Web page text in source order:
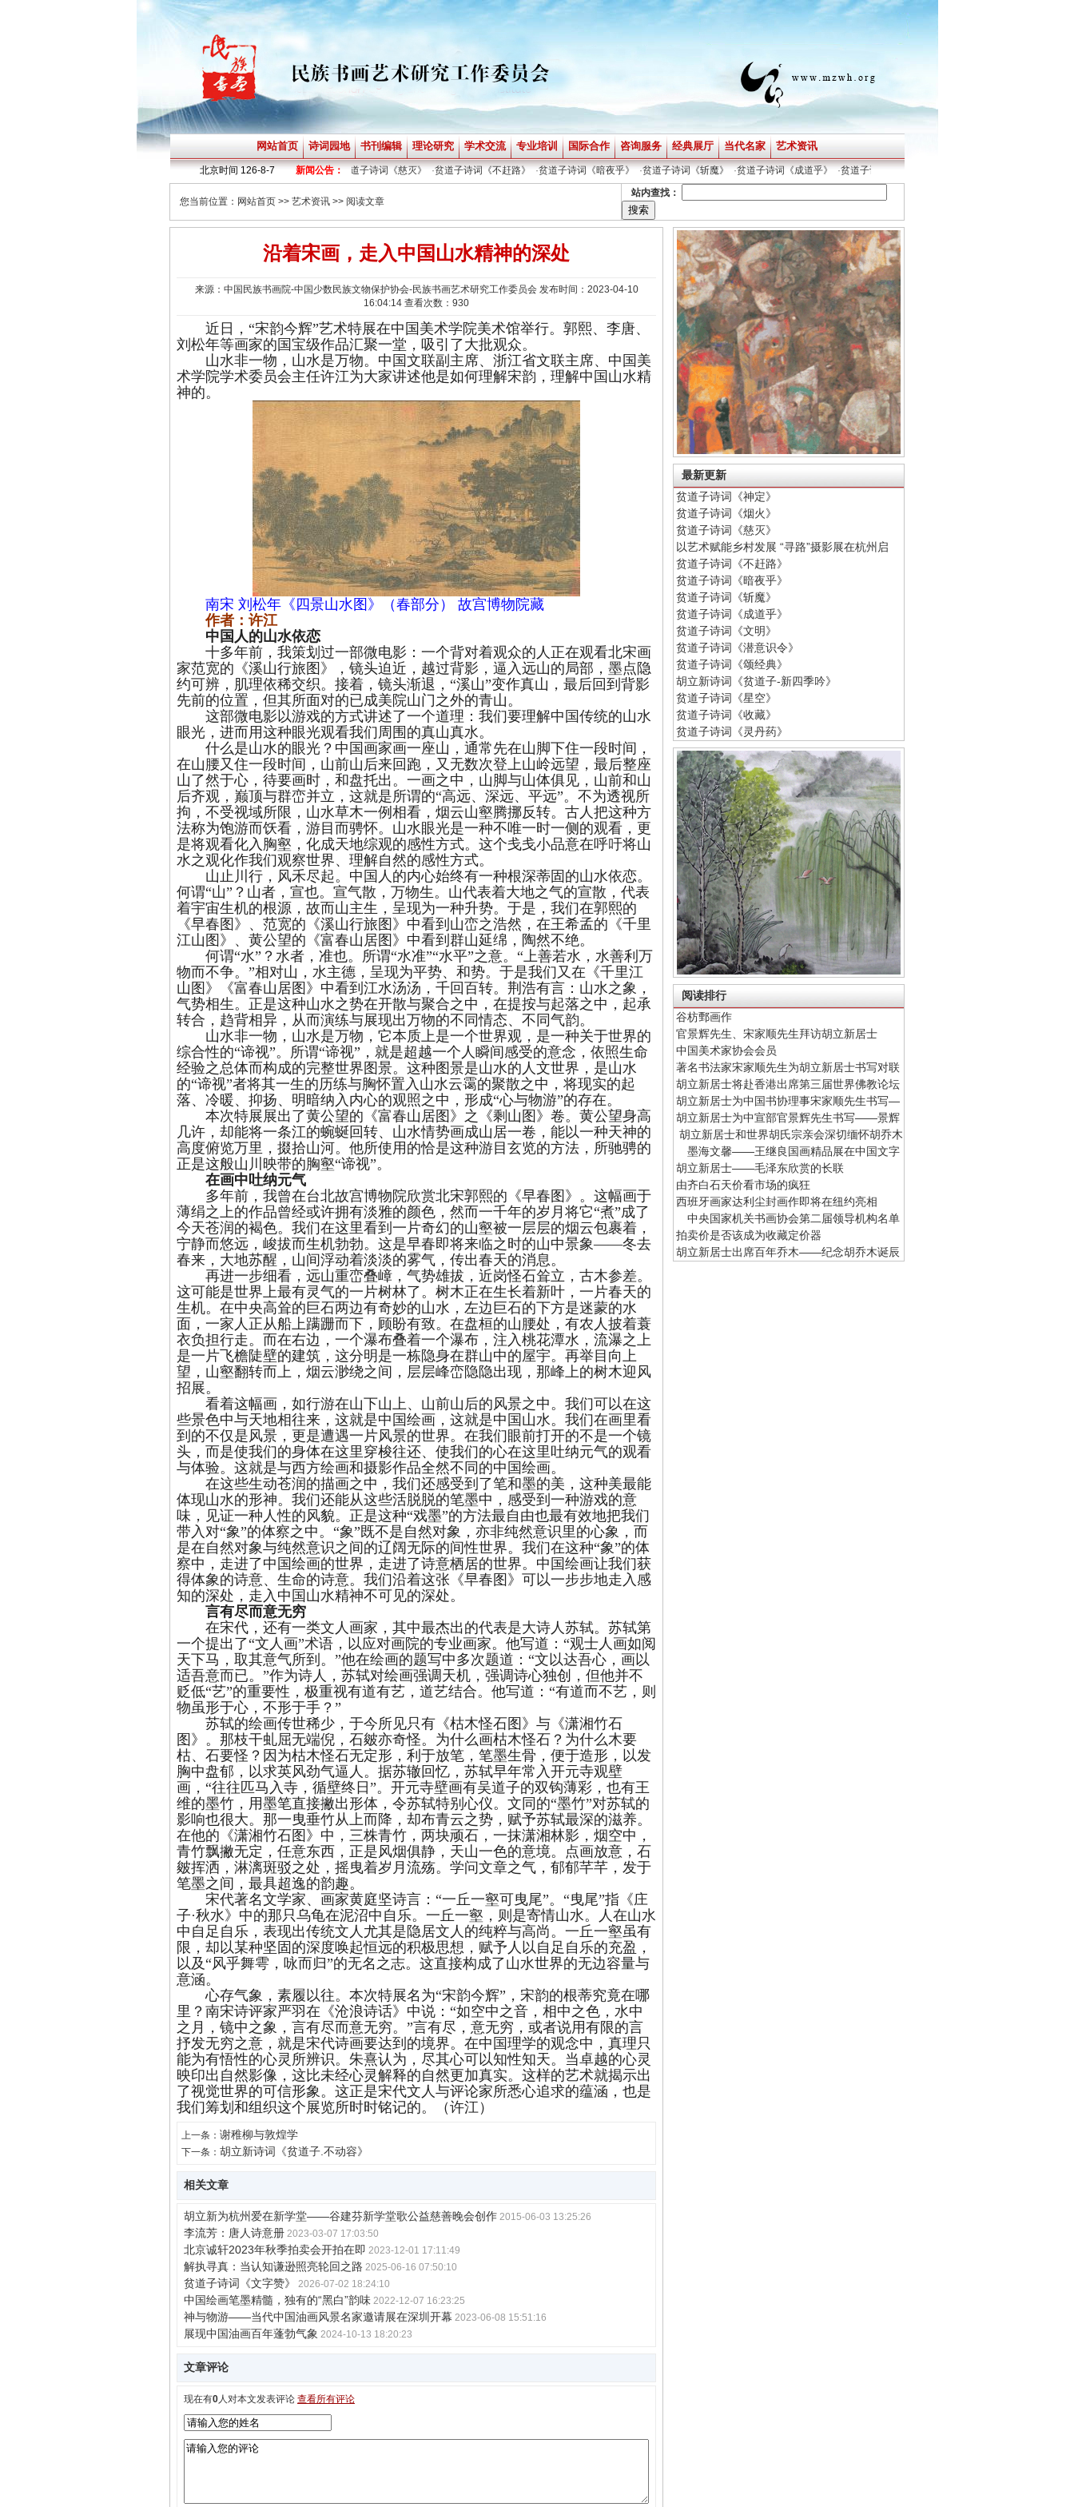
网站首页 诗词园地 书刊编辑 理论研究 学术交流 专业培训 国际合作 咨询服务 经典展厅 当代名家 艺术资讯
北京时间 126-8-7 新闻公告：
贫道子诗词《神定》·贫道子诗词《烟火》·贫道子诗词《慈灭》·贫道子诗词《不赶路》·贫道子诗词《暗夜乎》·贫道子诗词《斩魔》·贫道子诗词《成道乎》·贫道子诗词《文明》
您当前位置： 网站首页 >> 艺术资讯 >> 阅读文章
站内查找：
沿着宋画，走入中国山水精神的深处
来源：中国民族书画院-中国少数民族文物保护协会-民族书画艺术研究工作委员会 发布时间：2023-04-10
16:04:14 查看次数：930
近日，“宋韵今辉”艺术特展在中国美术学院美术馆举行。郭熙、李唐、
刘松年等画家的国宝级作品汇聚一堂，吸引了大批观众。
山水非一物，山水是万物。中国文联副主席、浙江省文联主席、中国美
术学院学术委员会主任许江为大家讲述他是如何理解宋韵，理解中国山水精
神的。
南宋 刘松年《四景山水图》（春部分） 故宫博物院藏
作者：许江
中国人的山水依恋
十多年前，我策划过一部微电影：一个背对着观众的人正在观看北宋画
家范宽的《溪山行旅图》，镜头迫近，越过背影，逼入远山的局部，墨点隐
约可辨，肌理依稀交织。接着，镜头渐退，“溪山”变作真山，最后回到背影
先前的位置，但其所面对的已成美院山门之外的青山。
这部微电影以游戏的方式讲述了一个道理：我们要理解中国传统的山水
眼光，进而用这种眼光观看我们周围的真山真水。
什么是山水的眼光？中国画家画一座山，通常先在山脚下住一段时间，
在山腰又住一段时间，山前山后来回跑，又无数次登上山岭远望，最后整座
山了然于心，待要画时，和盘托出。一画之中，山脚与山体俱见，山前和山
后齐观，巅顶与群峦并立，这就是所谓的“高远、深远、平远”。不为透视所
拘，不受视域所限，山水草木一例相看，烟云山壑腾挪反转。古人把这种方
法称为饱游而饫看，游目而骋怀。山水眼光是一种不唯一时一侧的观看，更
是将观看化入胸壑，化成天地综观的感性方式。这个戋戋小品意在呼吁将山
水之观化作我们观察世界、理解自然的感性方式。
山止川行，风禾尽起。中国人的内心始终有一种根深蒂固的山水依恋。
何谓“山”？山者，宣也。宣气散，万物生。山代表着大地之气的宣散，代表
着宇宙生机的根源，故而山主生，呈现为一种升势。于是，我们在郭熙的
《早春图》、范宽的《溪山行旅图》中看到山峦之浩然，在王希孟的《千里
江山图》、黄公望的《富春山居图》中看到群山延绵，陶然不绝。
何谓“水”？水者，准也。所谓“水准”“水平”之意。“上善若水，水善利万
物而不争。”相对山，水主德，呈现为平势、和势。于是我们又在《千里江
山图》《富春山居图》中看到江水汤汤，千回百转。荆浩有言：山水之象，
气势相生。正是这种山水之势在开散与聚合之中，在提按与起落之中，起承
转合，趋背相异，从而演练与展现出万物的不同情态、不同气韵。
山水非一物，山水是万物，它本质上是一个世界观，是一种关于世界的
综合性的“谛视”。所谓“谛视”，就是超越一个人瞬间感受的意念，依照生命
经验之总体而构成的完整世界图景。这种图景是山水的人文世界，是山水
的“谛视”者将其一生的历练与胸怀置入山水云霭的聚散之中，将现实的起
落、冷暖、抑扬、明暗纳入内心的观照之中，形成“心与物游”的存在。
本次特展展出了黄公望的《富春山居图》之《剩山图》卷。黄公望身高
几许，却能将一条江的蜿蜒回转、山水情势画成山居一卷，能以一种天神的
高度俯览万里，掇拾山河。他所使用的恰是这种游目玄览的方法，所驰骋的
正是这般山川映带的胸壑“谛视”。
在画中吐纳元气
多年前，我曾在台北故宫博物院欣赏北宋郭熙的《早春图》。这幅画于
薄绢之上的作品曾经或许拥有淡雅的颜色，然而一千年的岁月将它“煮”成了
今天苍润的褐色。我们在这里看到一片奇幻的山壑被一层层的烟云包裹着，
宁静而悠远，峻拔而生机勃勃。这是早春即将来临之时的山中景象——冬去
春来，大地苏醒，山间浮动着淡淡的雾气，传出春天的消息。
再进一步细看，远山重峦叠嶂，气势雄拔，近岗怪石耸立，古木参差。
这可能是世界上最有灵气的一片树林了。树木正在生长着新叶，一片春天的
生机。在中央高耸的巨石两边有奇妙的山水，左边巨石的下方是迷蒙的水
面，一家人正从船上蹒跚而下，顾盼有致。在盘桓的山腰处，有农人披着蓑
衣负担行走。而在右边，一个瀑布叠着一个瀑布，注入桃花潭水，流瀑之上
是一片飞檐陡壁的建筑，这分明是一栋隐身在群山中的屋宇。再举目向上
望，山壑翻转而上，烟云渺绕之间，层层峰峦隐隐出现，那峰上的树木迎风
招展。
看着这幅画，如行游在山下山上、山前山后的风景之中。我们可以在这
些景色中与天地相往来，这就是中国绘画，这就是中国山水。我们在画里看
到的不仅是风景，更是遭遇一片风景的世界。在我们眼前打开的不是一个镜
头，而是使我们的身体在这里穿梭往还、使我们的心在这里吐纳元气的观看
与体验。这就是与西方绘画和摄影作品全然不同的中国绘画。
在这些生动苍润的描画之中，我们还感受到了笔和墨的美，这种美最能
体现山水的形神。我们还能从这些活脱脱的笔墨中，感受到一种游戏的意
味，见证一种人性的风貌。正是这种“戏墨”的方法最自由也最有效地把我们
带入对“象”的体察之中。“象”既不是自然对象，亦非纯然意识里的心象，而
是在自然对象与纯然意识之间的辽阔无际的间性世界。我们在这种“象”的体
察中，走进了中国绘画的世界，走进了诗意栖居的世界。中国绘画让我们获
得体象的诗意、生命的诗意。我们沿着这张《早春图》可以一步步地走入感
知的深处，走入中国山水精神不可见的深处。
言有尽而意无穷
在宋代，还有一类文人画家，其中最杰出的代表是大诗人苏轼。苏轼第
一个提出了“文人画”术语，以应对画院的专业画家。他写道：“观士人画如阅
天下马，取其意气所到。”他在绘画的题写中多次题道：“文以达吾心，画以
适吾意而已。”作为诗人，苏轼对绘画强调天机，强调诗心独创，但他并不
贬低“艺”的重要性，极重视有道有艺，道艺结合。他写道：“有道而不艺，则
物虽形于心，不形于手？”
苏轼的绘画传世稀少，于今所见只有《枯木怪石图》与《潇湘竹石
图》。那枝干虬屈无端倪，石皴亦奇怪。为什么画枯木怪石？为什么木要
枯、石要怪？因为枯木怪石无定形，利于放笔，笔墨生骨，便于造形，以发
胸中盘郁，以求英风劲气逼人。据苏辙回忆，苏轼早年常入开元寺观壁
画，“往往匹马入寺，循壁终日”。开元寺壁画有吴道子的双钩薄彩，也有王
维的墨竹，用墨笔直接撇出形体，令苏轼特别心仪。文同的“墨竹”对苏轼的
影响也很大。那一曳垂竹从上而降，却布青云之势，赋予苏轼最深的滋养。
在他的《潇湘竹石图》中，三株青竹，两块顽石，一抹潇湘林影，烟空中，
青竹飘撇无定，任意东西，正是风烟俱静，天山一色的意境。点画放意，石
皴挥洒，淋漓斑驳之处，摇曳着岁月流殇。学问文章之气，郁郁芊芊，发于
笔墨之间，最具超逸的韵趣。
宋代著名文学家、画家黄庭坚诗言：“一丘一壑可曳尾”。“曳尾”指《庄
子·秋水》中的那只乌龟在泥沼中自乐。一丘一壑，则是寄情山水。人在山水
中自足自乐，表现出传统文人尤其是隐居文人的纯粹与高尚。一丘一壑虽有
限，却以某种坚固的深度唤起恒远的积极思想，赋予人以自足自乐的充盈，
以及“风乎舞雩，咏而归”的无名之志。这直接构成了山水世界的无边容量与
意涵。
心存气象，素履以往。本次特展名为“宋韵今辉”，宋韵的根蒂究竟在哪
里？南宋诗评家严羽在《沧浪诗话》中说：“如空中之音，相中之色，水中
之月，镜中之象，言有尽而意无穷。”言有尽，意无穷，或者说用有限的言
抒发无穷之意，就是宋代诗画要达到的境界。在中国理学的观念中，真理只
能为有悟性的心灵所辨识。朱熹认为，尽其心可以知性知天。当卓越的心灵
映印出自然影像，这比未经心灵解释的自然更加真实。这样的艺术就揭示出
了视觉世界的可信形象。这正是宋代文人与评论家所悉心追求的蕴涵，也是
我们筹划和组织这个展览所时时铭记的。（许江）
上一条： 谢稚柳与敦煌学
下一条： ​胡立新诗词《贫道子.不动容》
相关文章
胡立新为杭州爱在新学堂——谷建芬新学堂歌公益慈善晚会创作 2015-06-03 13:25:26
李流芳：唐人诗意册 2023-03-07 17:03:50
北京诚轩2023年秋季拍卖会开拍在即 2023-12-01 17:11:49
解执寻真：当认知谦逊照亮轮回之路 2025-06-16 07:50:10
贫道子诗词《文字赞》 2026-07-02 18:24:10
中国绘画笔墨精髓，独有的“黑白”韵味 2022-12-07 16:23:25
神与物游——当代中国油画风景名家邀请展在深圳开幕 2023-06-08 15:51:16
展现中国油画百年蓬勃气象 2024-10-13 18:20:23
文章评论
现在有0人对本文发表评论 查看所有评论
最新更新
贫道子诗词《神定》
贫道子诗词《烟火》
贫道子诗词《慈灭》
以艺术赋能乡村发展 “寻路”摄影展在杭州启
贫道子诗词《不赶路》
贫道子诗词《暗夜乎》
贫道子诗词《斩魔》
贫道子诗词《成道乎》
贫道子诗词《文明》
贫道子诗词《潜意识令》
贫道子诗词《颂经典》
胡立新诗词《贫道子-新四季吟》
贫道子诗词《星空》
贫道子诗词《收藏》
贫道子诗词《灵丹药》
阅读排行
谷枋鄄画作
官景辉先生、宋家顺先生拜访胡立新居士
中国美术家协会会员
著名书法家宋家顺先生为胡立新居士书写对联
胡立新居士将赴香港出席第三届世界佛教论坛
胡立新居士为中国书协理事宋家顺先生书写—
胡立新居士为中宣部官景辉先生书写——景辉
胡立新居士和世界胡氏宗亲会深切缅怀胡乔木
墨海文馨——王继良国画精品展在中国文字
胡立新居士——毛泽东欣赏的长联
由齐白石天价看市场的疯狂
西班牙画家达利尘封画作即将在纽约亮相
中央国家机关书画协会第二届领导机构名单
拍卖价是否该成为收藏定价器
胡立新居士出席百年乔木——纪念胡乔木诞辰